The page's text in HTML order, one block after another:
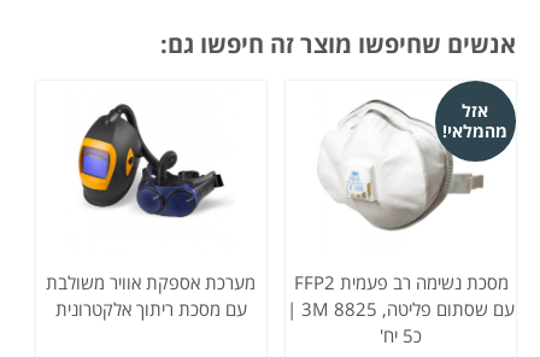
אנשים שחיפשו מוצר זה חיפשו גם:
אזל
מהמלאי!
מסכת נשימה רב פעמית FFP2
עם שסתום פליטה, 3M 8825 |
כ5 יח'
מערכת אספקת אוויר משולבת
עם מסכת ריתוך אלקטרונית